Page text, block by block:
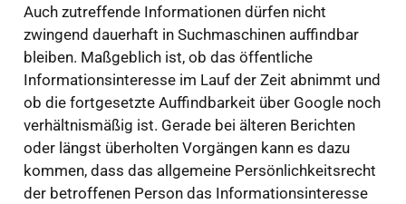
Auch zutreffende Informationen dürfen nicht
zwingend dauerhaft in Suchmaschinen auffindbar
bleiben. Maßgeblich ist, ob das öffentliche
Informationsinteresse im Lauf der Zeit abnimmt und
ob die fortgesetzte Auffindbarkeit über Google noch
verhältnismäßig ist. Gerade bei älteren Berichten
oder längst überholten Vorgängen kann es dazu
kommen, dass das allgemeine Persönlichkeitsrecht
der betroffenen Person das Informationsinteresse